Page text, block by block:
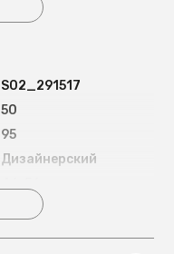
S02_291517
50
95
Дизайнерский